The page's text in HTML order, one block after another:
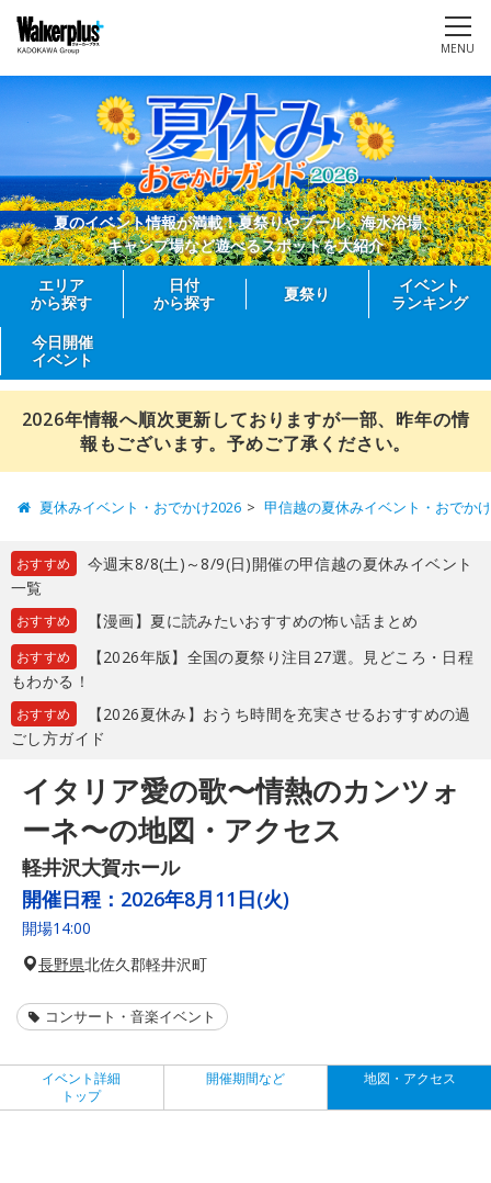
MENU
夏のイベント情報が満載！夏祭りやプール、海水浴場、
キャンプ場など遊べるスポットを大紹介
エリア
から探す
日付
から探す
夏祭り
イベント
ランキング
今日開催
イベント
2026年情報へ順次更新しておりますが一部、昨年の情
報もございます。予めご了承ください。
夏休みイベント・おでかけ2026 甲信越の夏休みイベント・おでか
おすすめ
今週末8/8(土)～8/9(日)開催の甲信越の夏休みイベント
一覧
おすすめ 【漫画】夏に読みたいおすすめの怖い話まとめ
おすすめ
【2026年版】全国の夏祭り注目27選。見どころ・日程
もわかる！
おすすめ
【2026夏休み】おうち時間を充実させるおすすめの過
ごし方ガイド
イタリア愛の歌〜情熱のカンツォ
ーネ〜の地図・アクセス
軽井沢大賀ホール
開催日程： 2026年8月11日(火)
開場14:00
長野県北佐久郡軽井沢町
コンサート・音楽イベント
イベント詳細
トップ
開催期間など 地図・アクセス